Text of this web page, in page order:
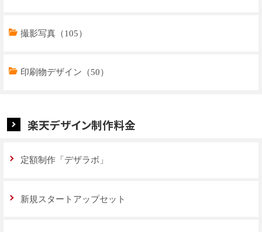
商品ページデザイン（769）
特集ページデザイン（59）
撮影写真（105）
印刷物デザイン（50）
楽天デザイン制作料金
定額制作「デザラボ」
新規スタートアップセット